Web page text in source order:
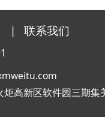
| 联系我们
高新区软件园三期集